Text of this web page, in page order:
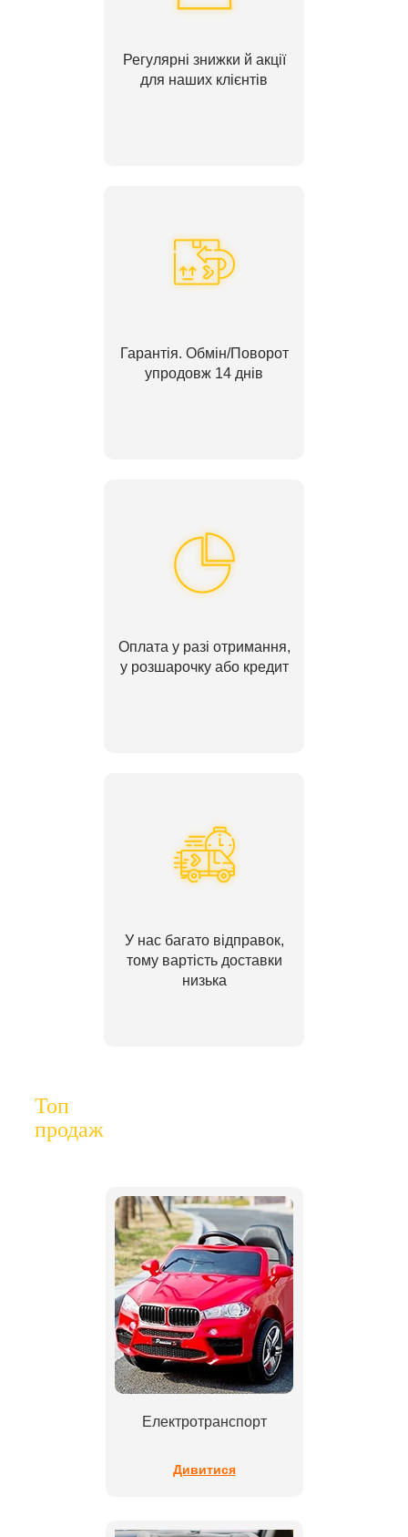
Регулярні знижки й акції
для наших клієнтів
Гарантія. Обмін/Поворот
упродовж 14 днів
Оплата у разі отримання,
у розшарочку або кредит
У нас багато відправок,
тому вартість доставки
низька
Топ
продаж
Електротранспорт
Дивитися